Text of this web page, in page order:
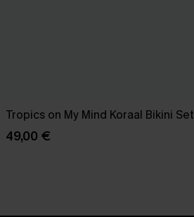
Tropics on My Mind Koraal Bikini Set
49,00 €